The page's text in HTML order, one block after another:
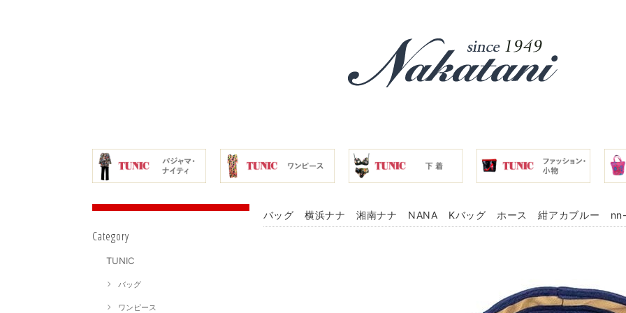
Category
TUNIC
バッグ
ワンピース
バッグ 横浜ナナ 湘南ナナ NANA Kバッグ ホース 紺アカブルー